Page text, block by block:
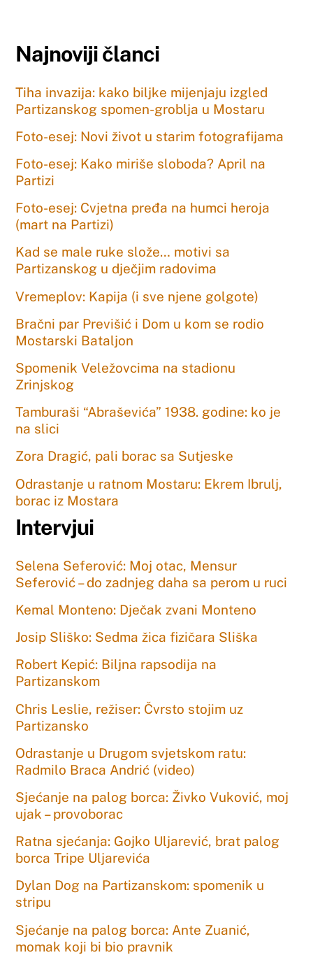
Najnoviji članci
Tiha invazija: kako biljke mijenjaju izgled
Partizanskog spomen-groblja u Mostaru
Foto-esej: Novi život u starim fotografijama
Foto-esej: Kako miriše sloboda? April na
Partizi
Foto-esej: Cvjetna pređa na humci heroja
(mart na Partizi)
Kad se male ruke slože… motivi sa
Partizanskog u dječjim radovima
Vremeplov: Kapija (i sve njene golgote)
Bračni par Previšić i Dom u kom se rodio
Mostarski Bataljon
Spomenik Veležovcima na stadionu
Zrinjskog
Tamburaši “Abraševića” 1938. godine: ko je
na slici
Zora Dragić, pali borac sa Sutjeske
Odrastanje u ratnom Mostaru: Ekrem Ibrulj,
borac iz Mostara
Intervjui
Selena Seferović: Moj otac, Mensur
Seferović – do zadnjeg daha sa perom u ruci
Kemal Monteno: Dječak zvani Monteno
Josip Sliško: Sedma žica fizičara Sliška
Robert Kepić: Biljna rapsodija na
Partizanskom
Chris Leslie, režiser: Čvrsto stojim uz
Partizansko
Odrastanje u Drugom svjetskom ratu:
Radmilo Braca Andrić (video)
Sjećanje na palog borca: Živko Vuković, moj
ujak – provoborac
Ratna sjećanja: Gojko Uljarević, brat palog
borca Tripe Uljarevića
Dylan Dog na Partizanskom: spomenik u
stripu
Sjećanje na palog borca: Ante Zuanić,
momak koji bi bio pravnik